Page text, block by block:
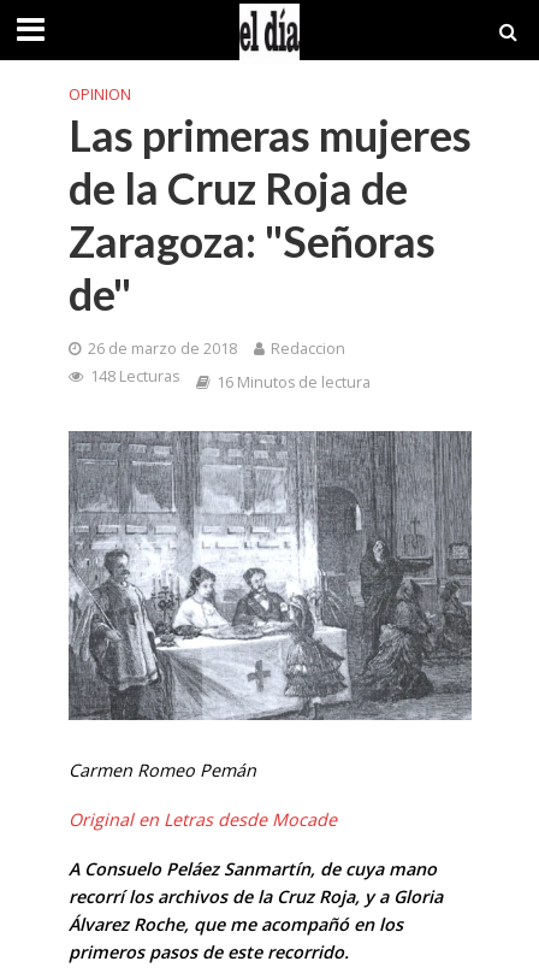
OPINION
Las primeras mujeres
de la Cruz Roja de
Zaragoza: "Señoras
de"
26 de marzo de 2018
Redaccion
148 Lecturas
16 Minutos de lectura
Carmen Romeo Pemán
Original en Letras desde Mocade
A Consuelo Peláez Sanmartín, de cuya mano
recorrí los archivos de la Cruz Roja, y a Gloria
Álvarez Roche, que me acompañó en los
primeros pasos de este recorrido.